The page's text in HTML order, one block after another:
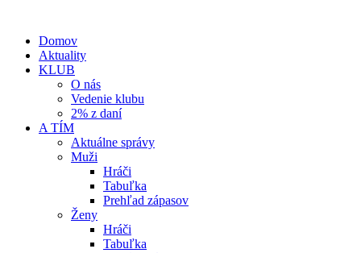
Domov
Aktuality
KLUB
O nás
Vedenie klubu
2% z daní
A TÍM
Aktuálne správy
Muži
Hráči
Tabuľka
Prehľad zápasov
Ženy
Hráči
Tabuľka